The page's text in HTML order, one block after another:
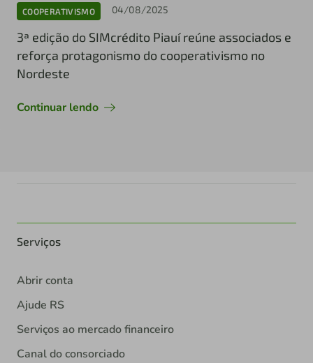
COOPERATIVISMO 04/08/2025
3ª edição do SIMcrédito Piauí reúne associados e
reforça protagonismo do cooperativismo no
Nordeste
Continuar lendo
Serviços
Abrir conta
Ajude RS
Serviços ao mercado financeiro
Canal do consorciado